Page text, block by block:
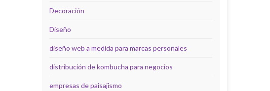
Decoración
Diseño
diseño web a medida para marcas personales
distribución de kombucha para negocios
empresas de paisajismo